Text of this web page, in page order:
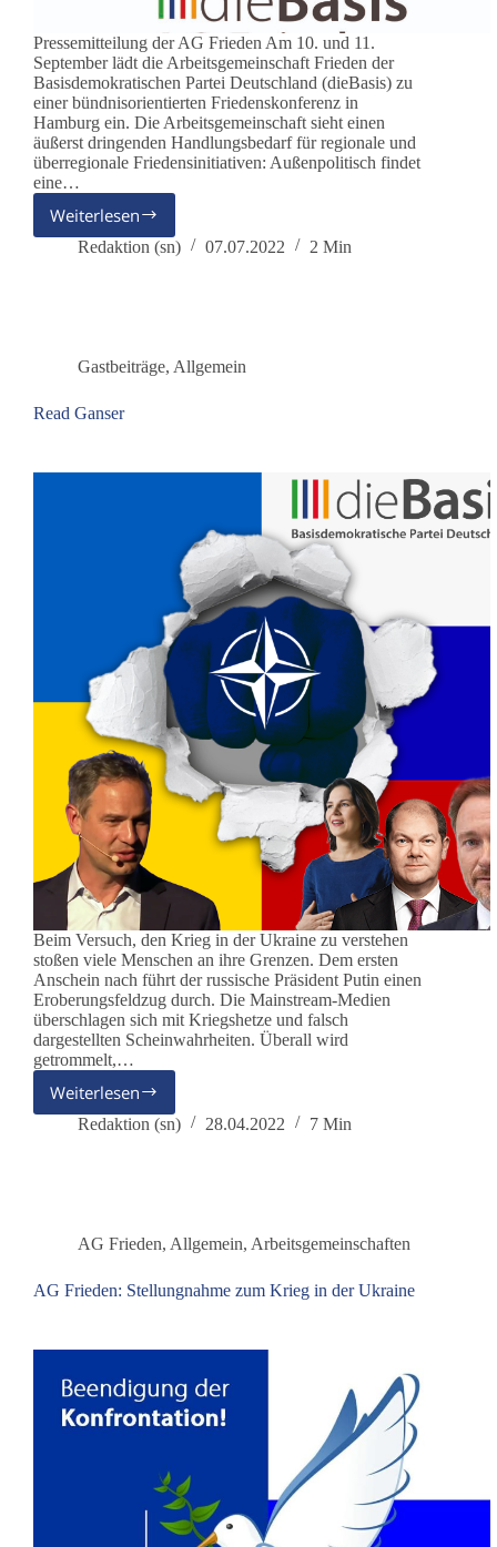
Pressemitteilung der AG Frieden Am 10. und 11.
September lädt die Arbeitsgemeinschaft Frieden der
Basisdemokratischen Partei Deutschland (dieBasis) zu
einer bündnisorientierten Friedenskonferenz in
Hamburg ein. Die Arbeitsgemeinschaft sieht einen
äußerst dringenden Handlungsbedarf für regionale und
überregionale Friedensinitiativen: Außenpolitisch findet
eine…
WeiterlesenFriedenskonferenz
der
Redaktion (sn) 07.07.2022 2 Min
Gastbeiträge, Allgemein
Read Ganser
Beim Versuch, den Krieg in der Ukraine zu verstehen
stoßen viele Menschen an ihre Grenzen. Dem ersten
Anschein nach führt der russische Präsident Putin einen
Eroberungsfeldzug durch. Die Mainstream-Medien
überschlagen sich mit Kriegshetze und falsch
dargestellten Scheinwahrheiten. Überall wird
getrommelt,…
Weiterlesen
Read
Ganser
Redaktion (sn) 28.04.2022 7 Min
AG Frieden, Allgemein, Arbeitsgemeinschaften
AG Frieden: Stellungnahme zum Krieg in der Ukraine